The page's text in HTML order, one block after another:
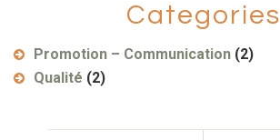
Categories
Promotion – Communication (2)
Qualité (2)